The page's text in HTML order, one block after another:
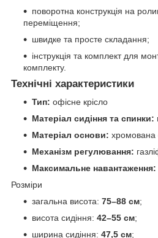
поворотна конструкція на
переміщення;
швидке та просте складання;
інструкція та комплект для
комплекту.
Технічні характеристики
Тип: офісне крісло
Матеріал сидіння та спинки:
Матеріал основи: хромована
Механізм регулювання:
Максимальне навантаження:
Розміри
загальна висота: 75–88 см;
висота сидіння: 42–55 см;
ширина сидіння: 47,5 см;